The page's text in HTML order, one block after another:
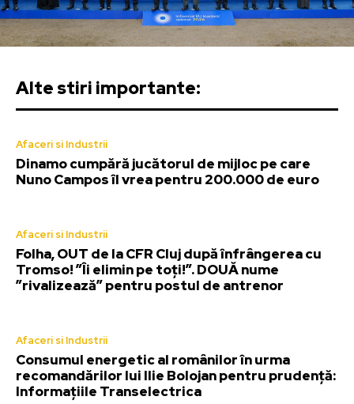
Alte stiri importante:
Afaceri si Industrii
Dinamo cumpără jucătorul de mijloc pe care
Nuno Campos îl vrea pentru 200.000 de euro
Afaceri si Industrii
Folha, OUT de la CFR Cluj după înfrângerea cu
Tromso! ”Îi elimin pe toți!”. DOUĂ nume
”rivalizează” pentru postul de antrenor
Afaceri si Industrii
Consumul energetic al românilor în urma
recomandărilor lui Ilie Bolojan pentru prudență:
Informațiile Transelectrica